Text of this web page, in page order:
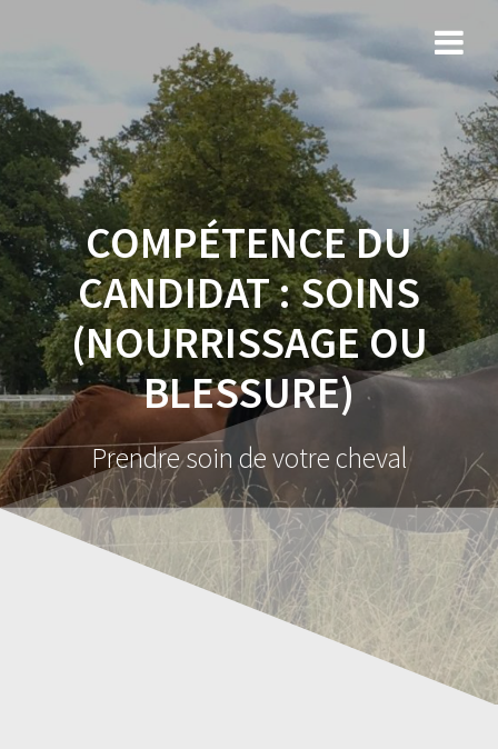
COMPÉTENCE DU
CANDIDAT :SOINS
(NOURRISSAGE OU
BLESSURE)
Prendre soin de votre cheval